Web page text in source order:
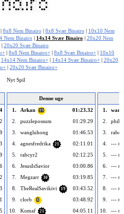
| 8x8 Nem Binairo | 8x8 Svær Binairo | 10x10 Nem
Nem Binairo | 14x14 Svær Binairo | 20x20 Nem
| 20x20 Svær Binairo
| 8x8 Nem Binairo+ | 8x8 Svær Binairo+ | 10x10
14x14 Nem Binairo+| 14x14 Svær Binairo+| 20x20
| 20x20 Svær Binairo+
Nyt Spil
Denne uge
1.
Arkan 99
01:23.32
2.
puzzlepossum
01:29.29
3.
wangluhong
01:46.53
4.
agnesfredrika 21
02:11.01
5.
rabcyr2
02:12.25
6.
JesusIsSavior
03:00.86
7.
Megzarr 30
03:19.85
8.
TheRealSavikivi 19
03:43.52
9.
clorb 8
03:48.92
10.
Komaf 21
04:05.11
1.
2.
3.
4.
---
5.
---
6.
---
7.
---
8.
---
9.
---
10.
---